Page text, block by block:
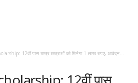
12वीं पास छात्र-छात्राओं को मिलेगा 1 लाख रुपए, आवेदन...